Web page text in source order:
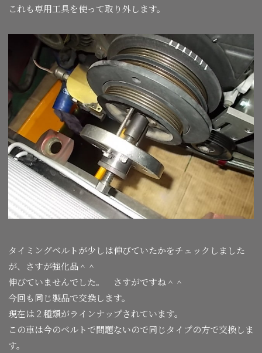
これも専用工具を使って取り外します。
タイミングベルトが少しは伸びていたかをチェックしました
が、さすが強化品＾＾
伸びていませんでした。 さすがですね＾＾
今回も同じ製品で交換します。
現在は２種類がラインナップされています。
この車は今のベルトで問題ないので同じタイプの方で交換しま
す。